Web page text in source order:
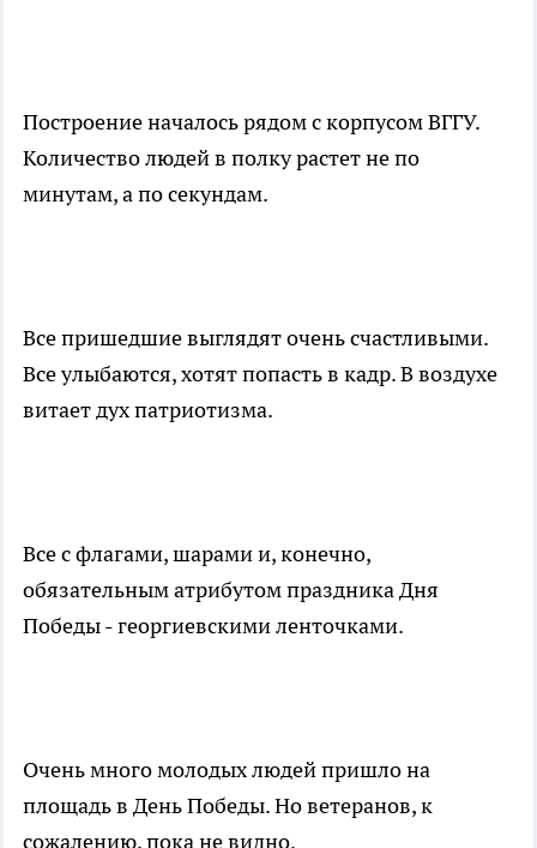
Построение началось рядом с корпусом ВГГУ.
Количество людей в полку растет не по
минутам, а по секундам.
Все пришедшие выглядят очень счастливыми.
Все улыбаются, хотят попасть в кадр. В воздухе
витает дух патриотизма.
Все с флагами, шарами и, конечно,
обязательным атрибутом праздника Дня
Победы - георгиевскими ленточками.
Очень много молодых людей пришло на
площадь в День Победы. Но ветеранов, к
сожалению, пока не видно.